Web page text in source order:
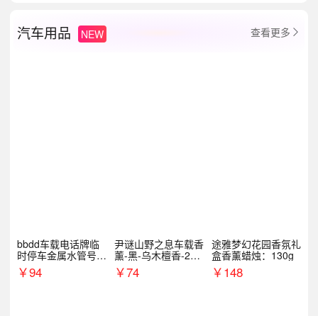
汽车用品 NEW 查看更多 
bbdd车载电话牌临
时停车金属水管号码
牌可隐藏创意趣味
￥94
尹谜山野之息车载香
薰-黑-乌木檀香-200
g￥74
途雅梦幻花园香氛礼
盒香薰蜡烛：130g
￥148